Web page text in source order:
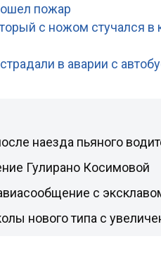
пожар
с ножом стучался в
в аварии с
наезда пьяного
Гулирано Косимовой
с
нового типа с